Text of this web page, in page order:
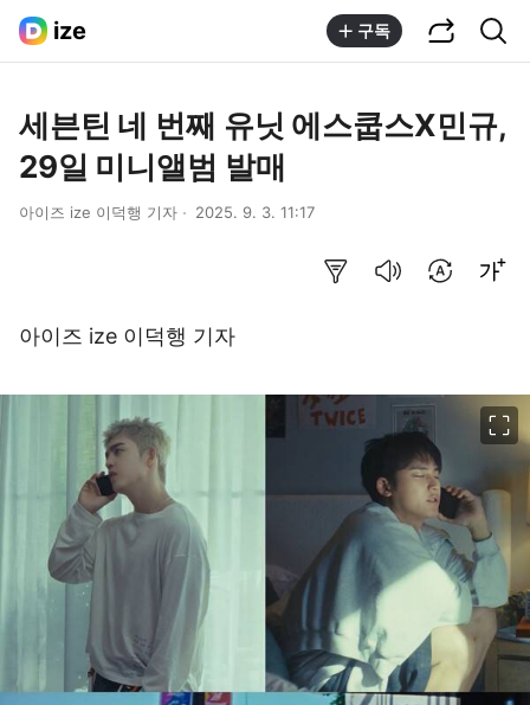
ize 구독
세븐틴 네 번째 유닛 에스쿱스X민규,
29일 미니앨범 발매
아이즈 ize 이덕행 기자 2025. 9. 3. 11:17
아이즈 ize 이덕행 기자